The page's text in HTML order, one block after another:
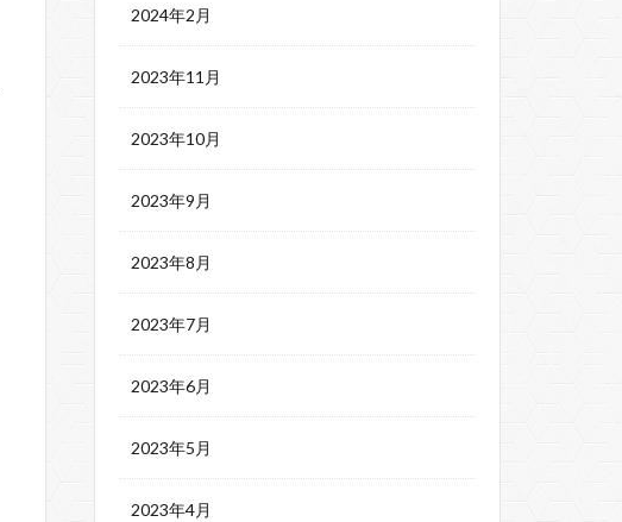
2024年2月
2023年11月
2023年10月
2023年9月
2023年8月
2023年7月
2023年6月
2023年5月
2023年4月